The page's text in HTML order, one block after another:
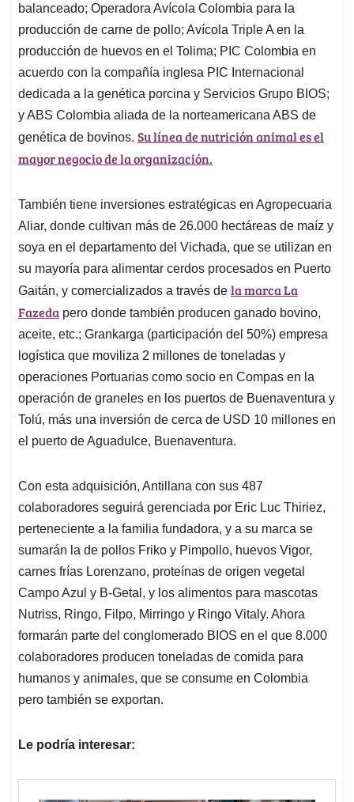
balanceado; Operadora Avícola Colombia para la
producción de carne de pollo; Avícola Triple A en la
producción de huevos en el Tolima; PIC Colombia en
acuerdo con la compañía inglesa PIC Internacional
dedicada a la genética porcina y Servicios Grupo BIOS;
y ABS Colombia aliada de la norteamericana ABS de
genética de bovinos. Su línea de nutrición animal es el
mayor negocio de la organización.
También tiene inversiones estratégicas en Agropecuaria
Aliar, donde cultivan más de 26.000 hectáreas de maíz y
soya en el departamento del Vichada, que se utilizan en
su mayoría para alimentar cerdos procesados en Puerto
Gaitán, y comercializados a través de la marca La
Fazeda pero donde también producen ganado bovino,
aceite, etc.; Grankarga (participación del 50%) empresa
logística que moviliza 2 millones de toneladas y
operaciones Portuarias como socio en Compas en la
operación de graneles en los puertos de Buenaventura y
Tolú, más una inversión de cerca de USD 10 millones en
el puerto de Aguadulce, Buenaventura.
Con esta adquisición, Antillana con sus 487
colaboradores seguirá gerenciada por Eric Luc Thiriez,
perteneciente a la familia fundadora, y a su marca se
sumarán la de pollos Friko y Pimpollo, huevos Vigor,
carnes frías Lorenzano, proteínas de origen vegetal
Campo Azul y B-Getal, y los alimentos para mascotas
Nutriss, Ringo, Filpo, Mirringo y Ringo Vitaly. Ahora
formarán parte del conglomerado BIOS en el que 8.000
colaboradores producen toneladas de comida para
humanos y animales, que se consume en Colombia
pero también se exportan.
Le podría interesar: